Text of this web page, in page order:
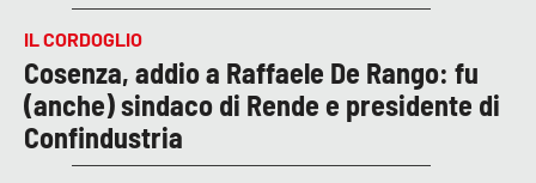
IL CORDOGLIO
Cosenza, addio a Raffaele De Rango: fu
(anche) sindaco di Rende e presidente di
Confindustria